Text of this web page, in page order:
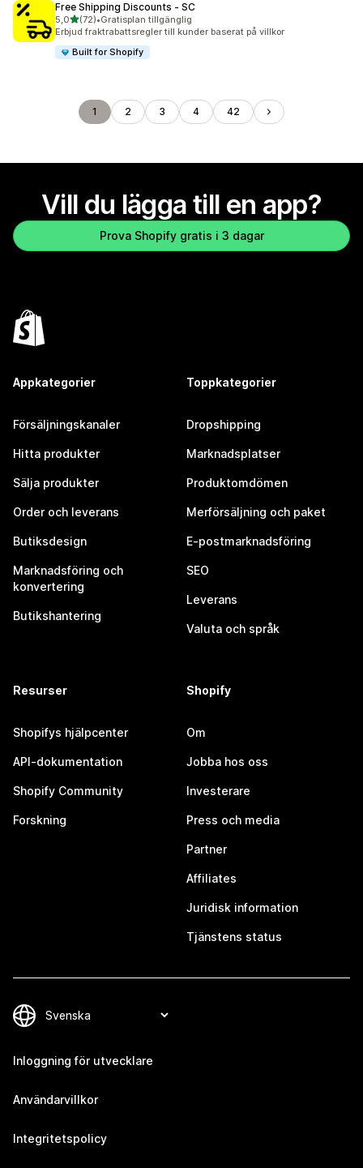
Free Shipping Discounts ‑ SC
5,0av 5 stjärnor
(72)
72 recensioner totalt
•Gratisplan tillgänglig
Erbjud fraktrabattsregler till kunder baserat på villkor
Built for Shopify
1 2 3 4 42
Vill du lägga till en app?
Prova Shopify gratis i 3 dagar
Appkategorier
Försäljningskanaler
Hitta produkter
Sälja produkter
Order och leverans
Butiksdesign
Marknadsföring och
konvertering
Butikshantering
Toppkategorier
Dropshipping
Marknadsplatser
Produktomdömen
Merförsäljning och paket
E-postmarknadsföring
SEO
Leverans
Valuta och språk
Resurser
Shopifys hjälpcenter
API-dokumentation
Shopify Community
Forskning
Shopify
Om
Jobba hos oss
Investerare
Press och media
Partner
Affiliates
Juridisk information
Tjänstens status
Inloggning för utvecklare
Användarvillkor
Integritetspolicy